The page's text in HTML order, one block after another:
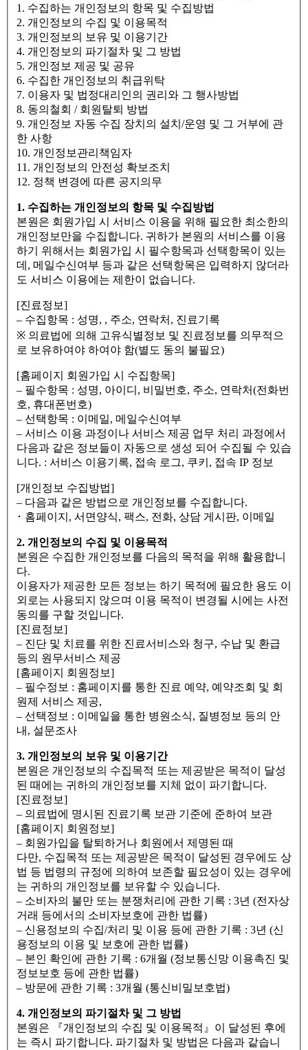
1. 수집하는 개인정보의 항목 및 수집방법
2. 개인정보의 수집 및 이용목적
3. 개인정보의 보유 및 이용기간
4. 개인정보의 파기절차 및 그 방법
5. 개인정보 제공 및 공유
6. 수집한 개인정보의 취급위탁
7. 이용자 및 법정대리인의 권리와 그 행사방법
8. 동의철회 / 회원탈퇴 방법
9. 개인정보 자동 수집 장치의 설치/운영 및 그 거부에 관
한 사항
10. 개인정보관리책임자
11. 개인정보의 안전성 확보조치
12. 정책 변경에 따른 공지의무
1. 수집하는 개인정보의 항목 및 수집방법
본원은 회원가입 시 서비스 이용을 위해 필요한 최소한의
개인정보만을 수집합니다. 귀하가 본원의 서비스를 이용
하기 위해서는 회원가입 시 필수항목과 선택항목이 있는
데, 메일수신여부 등과 같은 선택항목은 입력하지 않더라
도 서비스 이용에는 제한이 없습니다.
[진료정보]
– 수집항목 : 성명, , 주소, 연락처, 진료기록
※ 의료법에 의해 고유식별정보 및 진료정보를 의무적으
로 보유하여야 하여야 함(별도 동의 불필요)
[홈페이지 회원가입 시 수집항목]
– 필수항목 : 성명, 아이디, 비밀번호, 주소, 연락처(전화번
호, 휴대폰번호)
– 선택항목 : 이메일, 메일수신여부
– 서비스 이용 과정이나 서비스 제공 업무 처리 과정에서
다음과 같은 정보들이 자동으로 생성 되어 수집될 수 있습
니다. : 서비스 이용기록, 접속 로그, 쿠키, 접속 IP 정보
[개인정보 수집방법]
– 다음과 같은 방법으로 개인정보를 수집합니다.
･ 홈페이지, 서면양식, 팩스, 전화, 상담 게시판, 이메일
2. 개인정보의 수집 및 이용목적
본원은 수집한 개인정보를 다음의 목적을 위해 활용합니
다.
이용자가 제공한 모든 정보는 하기 목적에 필요한 용도 이
외로는 사용되지 않으며 이용 목적이 변경될 시에는 사전
동의를 구할 것입니다.
[진료정보]
– 진단 및 치료를 위한 진료서비스와 청구, 수납 및 환급
등의 원무서비스 제공
[홈페이지 회원정보]
– 필수정보 : 홈페이지를 통한 진료 예약, 예약조회 및 회
원제 서비스 제공,
– 선택정보 : 이메일을 통한 병원소식, 질병정보 등의 안
내, 설문조사
3. 개인정보의 보유 및 이용기간
본원은 개인정보의 수집목적 또는 제공받은 목적이 달성
된 때에는 귀하의 개인정보를 지체 없이 파기합니다.
[진료정보]
– 의료법에 명시된 진료기록 보관 기준에 준하여 보관
[홈페이지 회원정보]
– 회원가입을 탈퇴하거나 회원에서 제명된 때
다만, 수집목적 또는 제공받은 목적이 달성된 경우에도 상
법 등 법령의 규정에 의하여 보존할 필요성이 있는 경우에
는 귀하의 개인정보를 보유할 수 있습니다.
– 소비자의 불만 또는 분쟁처리에 관한 기록 : 3년 (전자상
거래 등에서의 소비자보호에 관한 법률)
– 신용정보의 수집/처리 및 이용 등에 관한 기록 : 3년 (신
용정보의 이용 및 보호에 관한 법률)
– 본인 확인에 관한 기록 : 6개월 (정보통신망 이용촉진 및
정보보호 등에 관한 법률)
– 방문에 관한 기록 : 3개월 (통신비밀보호법)
4. 개인정보의 파기절차 및 그 방법
본원은 『개인정보의 수집 및 이용목적』이 달성된 후에
는 즉시 파기합니다. 파기절차 및 방법은 다음과 같습니